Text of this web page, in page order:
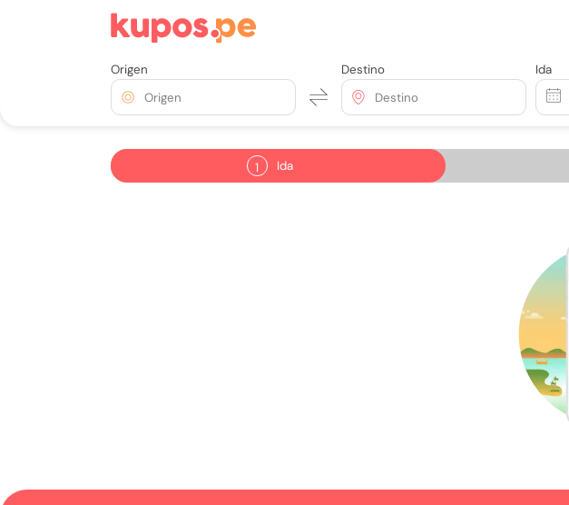
Origen
Origen
Destino
Destino
Ida
1 Ida